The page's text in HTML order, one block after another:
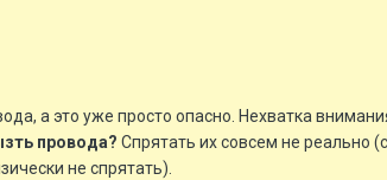
а это уже просто опасно. Нехватка
провода? Спрятать их совсем не реально
не спрятать).